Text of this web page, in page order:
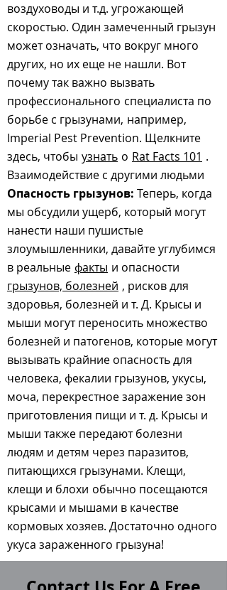
воздуховоды и т.д. угрожающей
скоростью. Один замеченный грызун
может означать, что вокруг много
других, но их еще не нашли. Вот
почему так важно вызвать
профессионального специалиста по
борьбе с грызунами, например,
Imperial Pest Prevention. Щелкните
здесь, чтобы узнать о Rat Facts 101 .
Взаимодействие с другими людьми
Опасность грызунов: Теперь, когда
мы обсудили ущерб, который могут
нанести наши пушистые
злоумышленники, давайте углубимся
в реальные факты и опасности
грызунов, болезней , рисков для
здоровья, болезней и т. Д. Крысы и
мыши могут переносить множество
болезней и патогенов, которые могут
вызывать крайние опасность для
человека, фекалии грызунов, укусы,
моча, перекрестное заражение зон
приготовления пищи и т. д. Крысы и
мыши также передают болезни
людям и детям через паразитов,
питающихся грызунами. Клещи,
клещи и блохи обычно посещаются
крысами и мышами в качестве
кормовых хозяев. Достаточно одного
укуса зараженного грызуна!